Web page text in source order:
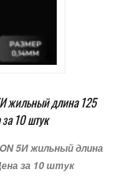
жильный длина 125
10 штук
5И жильный длина
за 10 штук